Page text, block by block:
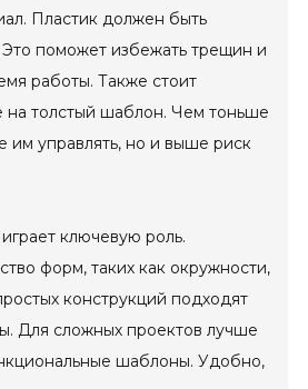
Пластик должен быть
поможет избежать трещин и
работы. Также стоит
на толстый шаблон. Чем тоньше
им управлять, но и выше риск
ключевую роль.
форм, таких как окружности,
конструкций подходят
Для сложных проектов лучше
шаблоны. Удобно,